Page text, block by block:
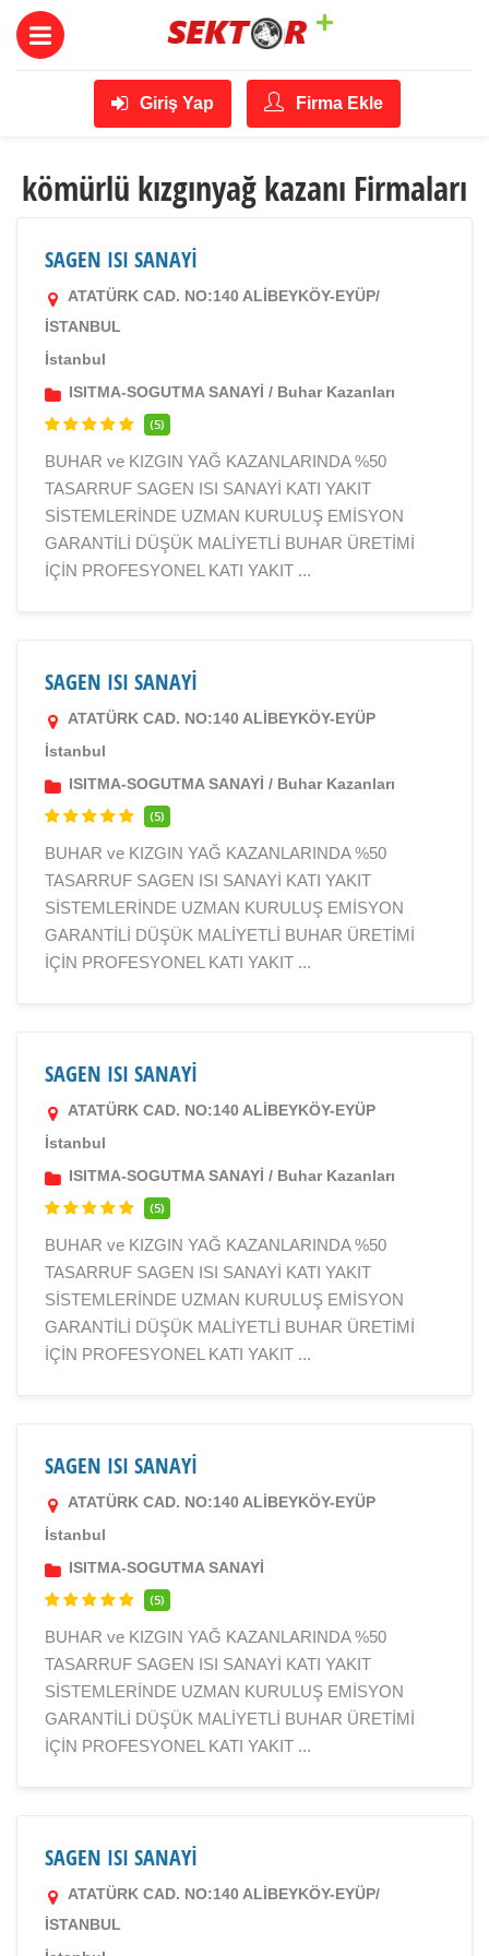
Giriş Yap Firma Ekle
kömürlü kızgınyağ kazanı Firmaları
SAGEN ISI SANAYİ
ATATÜRK CAD. NO:140 ALİBEYKÖY-EYÜP/
İSTANBUL
İstanbul
ISITMA-SOGUTMA SANAYİ / Buhar Kazanları
(5)
BUHAR ve KIZGIN YAĞ KAZANLARINDA %50
TASARRUF SAGEN ISI SANAYİ KATI YAKIT
SİSTEMLERİNDE UZMAN KURULUŞ EMİSYON
GARANTİLİ DÜŞÜK MALİYETLİ BUHAR ÜRETİMİ
İÇİN PROFESYONEL KATI YAKIT ...
SAGEN ISI SANAYİ
ATATÜRK CAD. NO:140 ALİBEYKÖY-EYÜP
İstanbul
ISITMA-SOGUTMA SANAYİ / Buhar Kazanları
(5)
BUHAR ve KIZGIN YAĞ KAZANLARINDA %50
TASARRUF SAGEN ISI SANAYİ KATI YAKIT
SİSTEMLERİNDE UZMAN KURULUŞ EMİSYON
GARANTİLİ DÜŞÜK MALİYETLİ BUHAR ÜRETİMİ
İÇİN PROFESYONEL KATI YAKIT ...
SAGEN ISI SANAYİ
ATATÜRK CAD. NO:140 ALİBEYKÖY-EYÜP
İstanbul
ISITMA-SOGUTMA SANAYİ / Buhar Kazanları
(5)
BUHAR ve KIZGIN YAĞ KAZANLARINDA %50
TASARRUF SAGEN ISI SANAYİ KATI YAKIT
SİSTEMLERİNDE UZMAN KURULUŞ EMİSYON
GARANTİLİ DÜŞÜK MALİYETLİ BUHAR ÜRETİMİ
İÇİN PROFESYONEL KATI YAKIT ...
SAGEN ISI SANAYİ
ATATÜRK CAD. NO:140 ALİBEYKÖY-EYÜP
İstanbul
ISITMA-SOGUTMA SANAYİ
(5)
BUHAR ve KIZGIN YAĞ KAZANLARINDA %50
TASARRUF SAGEN ISI SANAYİ KATI YAKIT
SİSTEMLERİNDE UZMAN KURULUŞ EMİSYON
GARANTİLİ DÜŞÜK MALİYETLİ BUHAR ÜRETİMİ
İÇİN PROFESYONEL KATI YAKIT ...
SAGEN ISI SANAYİ
ATATÜRK CAD. NO:140 ALİBEYKÖY-EYÜP/
İSTANBUL